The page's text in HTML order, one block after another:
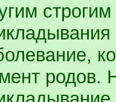
родов.